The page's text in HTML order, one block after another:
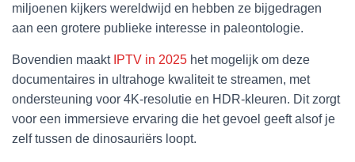
miljoenen kijkers wereldwijd en hebben ze bijgedragen
aan een grotere publieke interesse in paleontologie.
Bovendien maakt IPTV in 2025 het mogelijk om deze
documentaires in ultrahoge kwaliteit te streamen, met
ondersteuning voor 4K-resolutie en HDR-kleuren. Dit zorgt
voor een immersieve ervaring die het gevoel geeft alsof je
zelf tussen de dinosauriërs loopt.